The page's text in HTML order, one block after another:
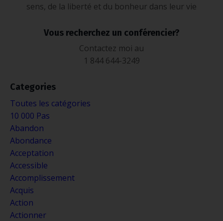
sens, de la liberté et du bonheur dans leur vie
Vous recherchez un conférencier?
Contactez moi au
1 844 644-3249
Categories
Toutes les catégories
10 000 Pas
Abandon
Abondance
Acceptation
Accessible
Accomplissement
Acquis
Action
Actionner